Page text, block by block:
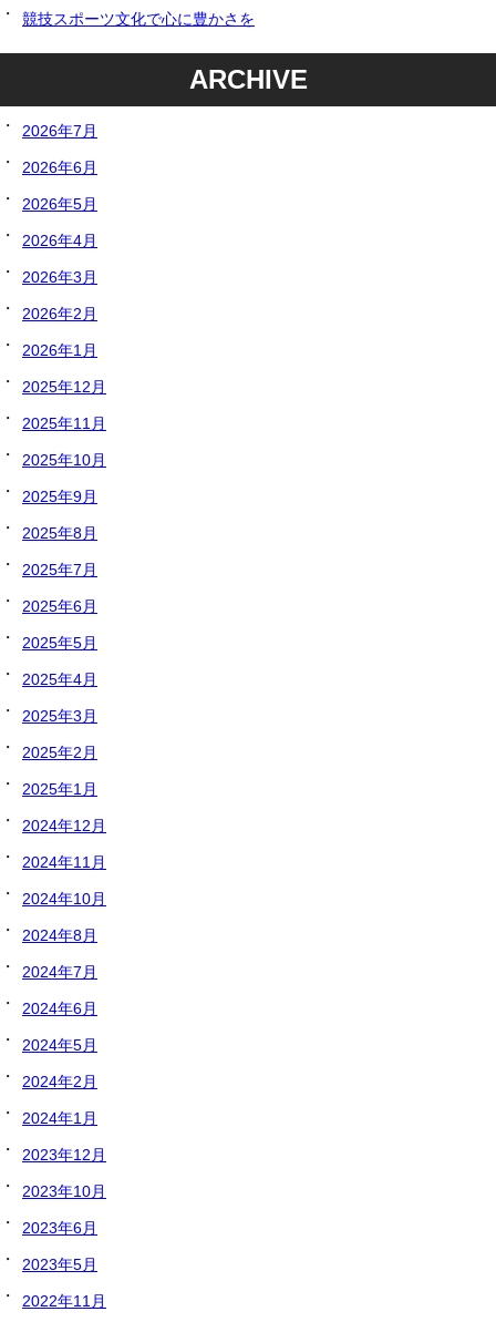
競技スポーツ文化で心に豊かさを
ARCHIVE
2026年7月
2026年6月
2026年5月
2026年4月
2026年3月
2026年2月
2026年1月
2025年12月
2025年11月
2025年10月
2025年9月
2025年8月
2025年7月
2025年6月
2025年5月
2025年4月
2025年3月
2025年2月
2025年1月
2024年12月
2024年11月
2024年10月
2024年8月
2024年7月
2024年6月
2024年5月
2024年2月
2024年1月
2023年12月
2023年10月
2023年6月
2023年5月
2022年11月